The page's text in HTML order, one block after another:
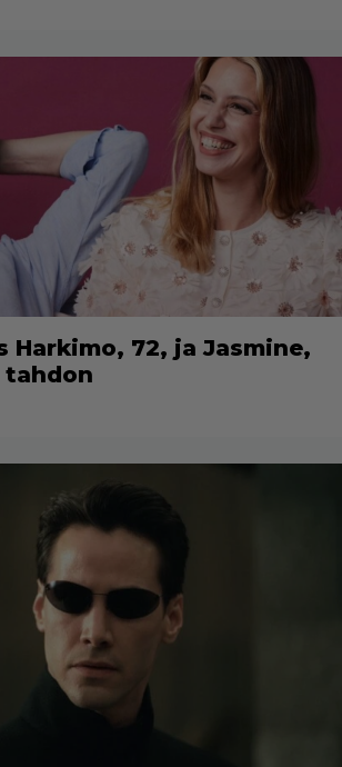
Harkimo, 72, ja Jasmine,
tahdon